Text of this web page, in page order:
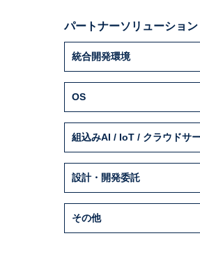
パートナーソリューション
統合開発環境
OS
組込みAI / IoT / クラウドサ
設計・開発委託
その他